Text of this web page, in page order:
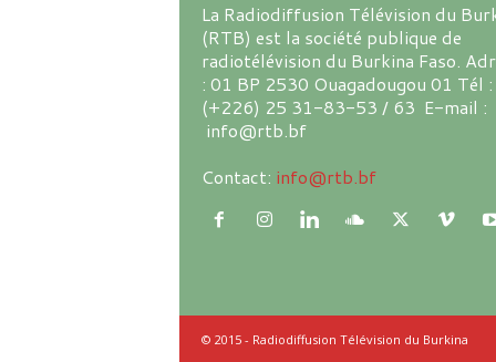
La Radiodiffusion Télévision du
(RTB) est la société publique de
radiotélévision du Burkina Faso.
: 01 BP 2530 Ouagadougou 01 Tél :
(+226) 25 31-83-53 / 63 E-mail :
info@rtb.bf
Contact: info@rtb.bf
© 2015 - Radiodiffusion Télévision du Burkina